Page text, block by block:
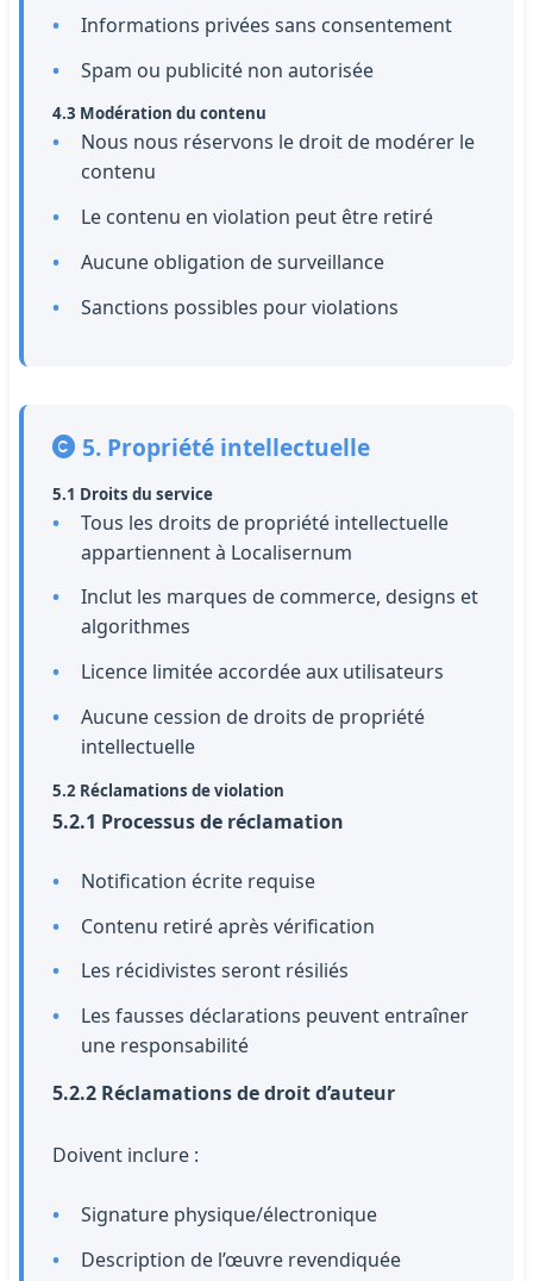
Informations privées sans consentement
Spam ou publicité non autorisée
4.3 Modération du contenu
Nous nous réservons le droit de modérer le
contenu
Le contenu en violation peut être retiré
Aucune obligation de surveillance
Sanctions possibles pour violations
5. Propriété intellectuelle
5.1 Droits du service
Tous les droits de propriété intellectuelle
appartiennent à Localisernum
Inclut les marques de commerce, designs et
algorithmes
Licence limitée accordée aux utilisateurs
Aucune cession de droits de propriété
intellectuelle
5.2 Réclamations de violation
5.2.1 Processus de réclamation
Notification écrite requise
Contenu retiré après vérification
Les récidivistes seront résiliés
Les fausses déclarations peuvent entraîner
une responsabilité
5.2.2 Réclamations de droit d’auteur
Doivent inclure :
Signature physique/électronique
Description de l’œuvre revendiquée